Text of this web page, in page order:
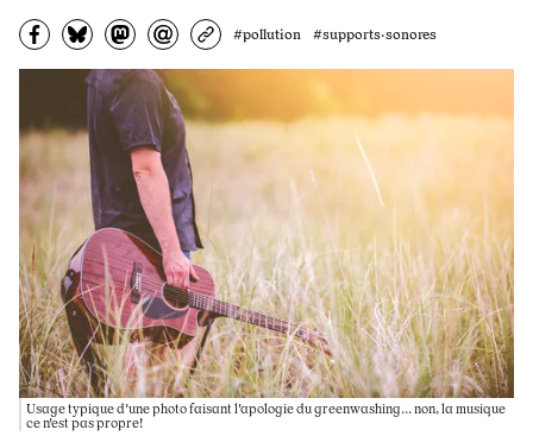
Partagez sur Facebook
Partager sur Bluesky
Partager sur Mastodon
Partagez par e-mail
Copiez l’url
#pollution #supports·sonores
Usage typique d'une photo faisant l'apologie du greenwashing... non, la musique
ce n'est pas propre!